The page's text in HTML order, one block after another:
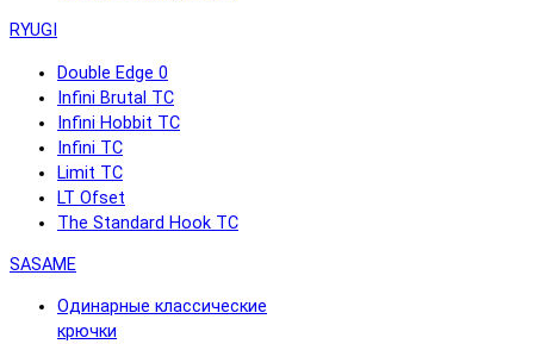
RYUGI
Double Edge 0
Infini Brutal TC
Infini Hobbit TC
Infini TC
Limit TC
LT Ofset
The Standard Hook TC
SASAME
Одинарные классические
крючки